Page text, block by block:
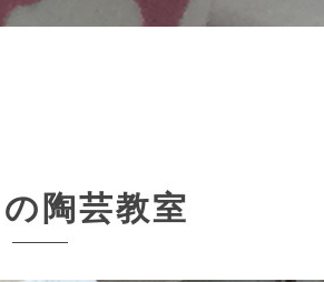
陶芸教室